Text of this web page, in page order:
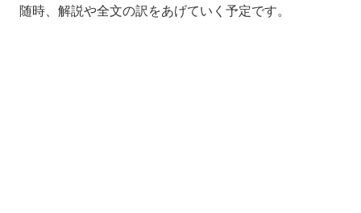
随時、解説や全文の訳をあげていく予定です。